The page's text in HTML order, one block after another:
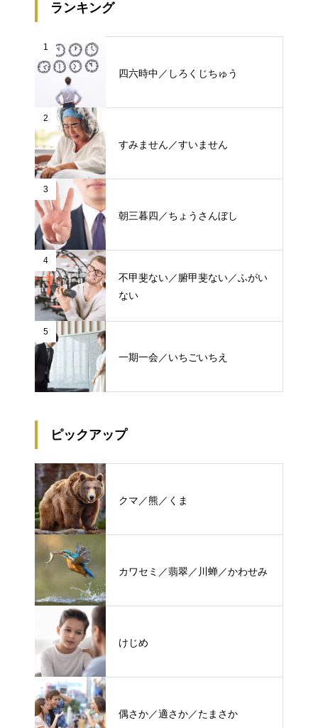
ランキング
1
四六時中／しろくじちゅう
2
すみません／すいません
3
朝三暮四／ちょうさんぼし
4
不甲斐ない／腑甲斐ない／ふがい
ない
5
一期一会／いちごいちえ
ピックアップ
クマ／熊／くま
カワセミ／翡翠／川蝉／かわせみ
けじめ
偶さか／適さか／たまさか